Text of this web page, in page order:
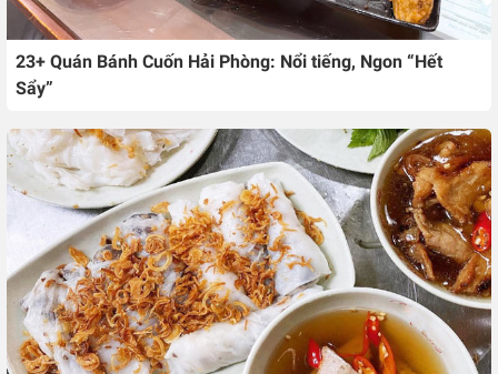
23+ Quán Bánh Cuốn Hải Phòng: Nổi tiếng, Ngon “Hết
Sẩy”